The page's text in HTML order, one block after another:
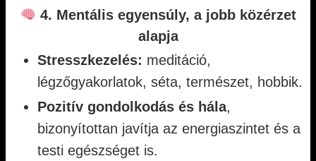
4. Mentális egyensúly, a jobb közérzet
alapja
Stresszkezelés: meditáció,
légzőgyakorlatok, séta, természet, hobbik.
Pozitív gondolkodás és hála,
bizonyítottan javítja az energiaszintet és a
testi egészséget is.